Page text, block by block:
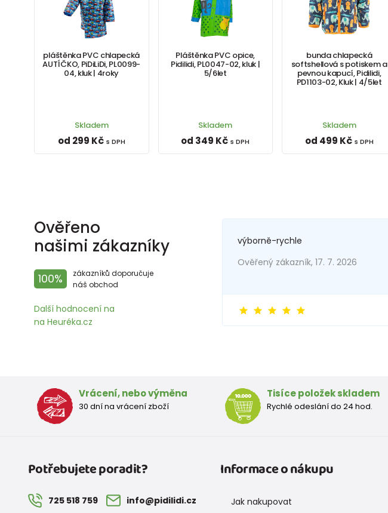
pláštěnka PVC chlapecká
AUTÍČKO, PiDiLiDi, PL0099-
04, kluk | 4roky
Skladem
od 299 Kč s DPH
Pláštěnka PVC opice,
Pidilidi, PL0047-02, kluk |
5/6let
Skladem
od 349 Kč s DPH
bunda chlapecká
softshellová s potiskem a
pevnou kapucí, Pidilidi,
PD1103-02, Kluk | 4/5let
Skladem
od 499 Kč s DPH
Ověřeno
našimi zákazníky
100%
zákazníků doporučuje
náš obchod
Další hodnocení na
na Heuréka.cz
výborně-rychle
Ověřený zákazník, 17. 7. 2026
Vrácení, nebo výměna
30 dní na vrácení zboží
Tisíce položek skladem
Rychlé odeslání do 24 hod.
Potřebujete poradit?
725 518 759 info@pidilidi.cz
Informace o nákupu
Jak nakupovat